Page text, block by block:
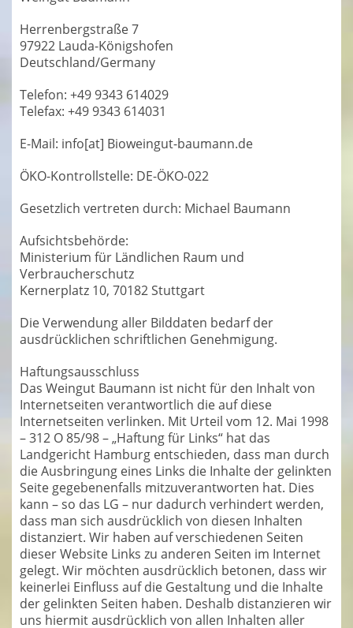
Herrenbergstraße 7
97922 Lauda-Königshofen
Deutschland/Germany
Telefon: +49 9343 614029
Telefax: +49 9343 614031
E-Mail: info[at] Bioweingut-baumann.de
ÖKO-Kontrollstelle: DE-ÖKO-022
Gesetzlich vertreten durch: Michael Baumann
Aufsichtsbehörde:
Ministerium für Ländlichen Raum und
Verbraucherschutz
Kernerplatz 10, 70182 Stuttgart
Die Verwendung aller Bilddaten bedarf der
ausdrücklichen schriftlichen Genehmigung.
Haftungsausschluss
Das Weingut Baumann ist nicht für den Inhalt von
Internetseiten verantwortlich die auf diese
Internetseiten verlinken. Mit Urteil vom 12. Mai 1998
– 312 O 85/98 – „Haftung für Links“ hat das
Landgericht Hamburg entschieden, dass man durch
die Ausbringung eines Links die Inhalte der gelinkten
Seite gegebenenfalls mitzuverantworten hat. Dies
kann – so das LG – nur dadurch verhindert werden,
dass man sich ausdrücklich von diesen Inhalten
distanziert. Wir haben auf verschiedenen Seiten
dieser Website Links zu anderen Seiten im Internet
gelegt. Wir möchten ausdrücklich betonen, dass wir
keinerlei Einfluss auf die Gestaltung und die Inhalte
der gelinkten Seiten haben. Deshalb distanzieren wir
uns hiermit ausdrücklich von allen Inhalten aller